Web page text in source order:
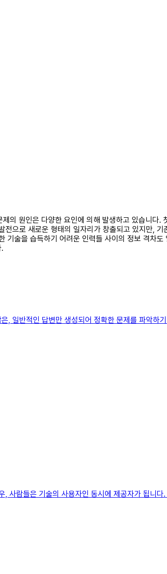
의 원인은 다양한 요인에 의해 발생하고 있습니
으로 새로운 형태의 일자리가 창출되고 있지만,
기술을 습득하기 어려운 인력들 사이의 정보 격차
, 일반적인 답변만 생성되어 정확한 문제를 파악
사람들은 기술의 사용자인 동시에 제공자가 됩니